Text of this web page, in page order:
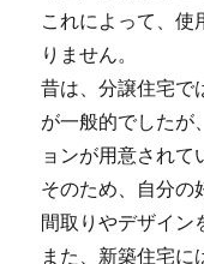
これによって、使
りません。
昔は、分譲住宅で
が一般的でしたが
ョンが用意されて
そのため、自分の
間取りやデザイン
また、新築住宅に